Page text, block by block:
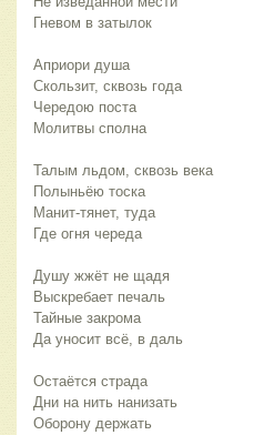
Гневом в затылок
Априори душа
Скользит, сквозь года
Чередою поста
Молитвы сполна
Талым льдом, сквозь века
Полыньёю тоска
Манит-тянет, туда
Где огня череда
Душу жжёт не щадя
Выскребает печаль
Тайные закрома
Да уносит всё, в даль
Остаётся страда
Дни на нить нанизать
Оборону держать